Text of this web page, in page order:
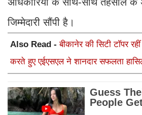
जिम्मेदारी सौंपी है।
Also Read -बीकानेर की सिटी टाॅपर
करते हुए एईएसएल ने शानदार सफलता